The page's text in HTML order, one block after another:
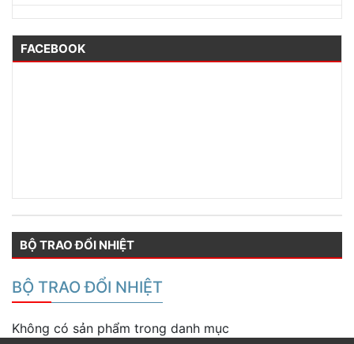
FACEBOOK
BỘ TRAO ĐỔI NHIỆT
BỘ TRAO ĐỔI NHIỆT
Không có sản phẩm trong danh mục